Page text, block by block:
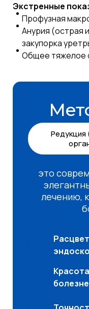
Экстренные
Профузная
Анурия (острая
закупорка
Общее тяжелое
это
лечению,